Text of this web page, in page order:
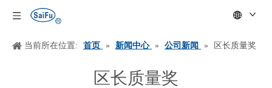
当前所在位置: 首页 » 新闻中心 » 公司新闻 » 区长质量奖
区长质量奖